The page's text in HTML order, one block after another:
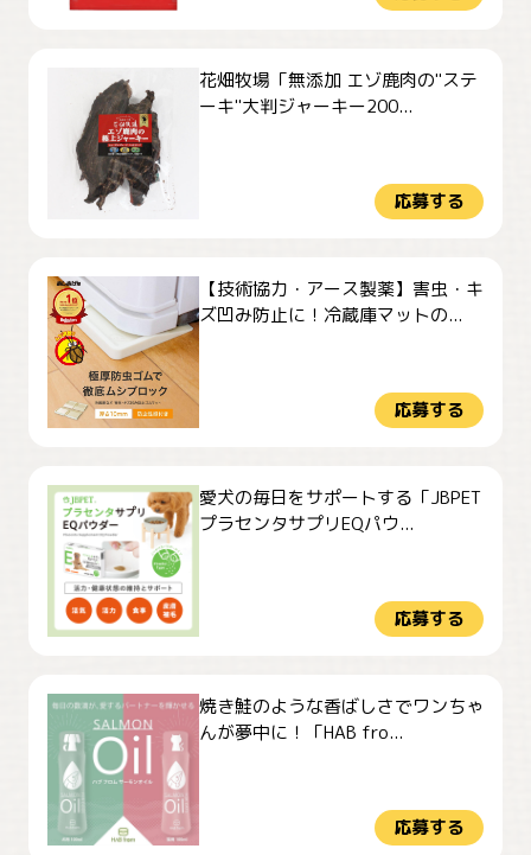
花畑牧場「無添加 エゾ鹿肉の"ステ
ーキ"大判ジャーキー200...
応募する
【技術協力・アース製薬】害虫・キ
ズ凹み防止に！冷蔵庫マットの...
応募する
愛犬の毎日をサポートする「JBPET
プラセンタサプリEQパウ...
応募する
焼き鮭のような香ばしさでワンちゃ
んが夢中に！「HAB fro...
応募する